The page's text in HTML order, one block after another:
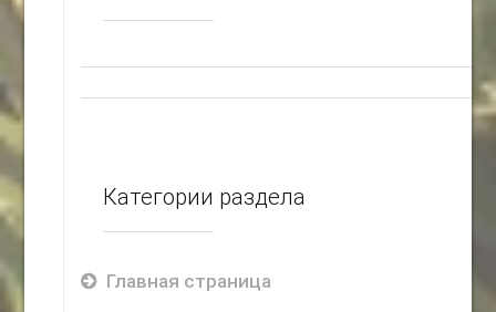
Категории раздела
Главная страница